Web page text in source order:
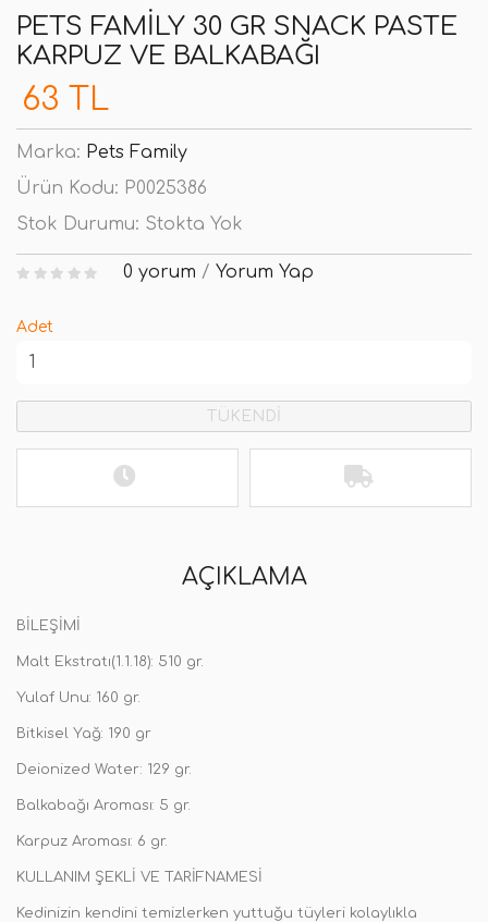
PETS FAMILY 30 GR SNACK PASTE
KARPUZ VE BALKABAĞI
63 TL
Marka: Pets Family
Ürün Kodu: P0025386
Stok Durumu: Stokta Yok
0 yorum / Yorum Yap
Adet
TÜKENDİ
AÇIKLAMA
BİLEŞİMİ
Malt Ekstratı(1.1.18): 510 gr.
Yulaf Unu: 160 gr.
Bitkisel Yağ: 190 gr
Deionized Water: 129 gr.
Balkabağı Aroması: 5 gr.
Karpuz Aroması: 6 gr.
KULLANIM ŞEKLİ VE TARİFNAMESİ
Kedinizin kendini temizlerken yuttuğu tüyleri kolaylıkla